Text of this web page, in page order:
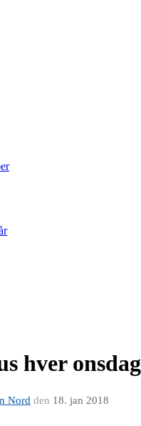
hver onsdag
Nord den 18. jan 2018